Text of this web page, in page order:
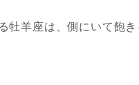
牡羊座は、側にいて飽